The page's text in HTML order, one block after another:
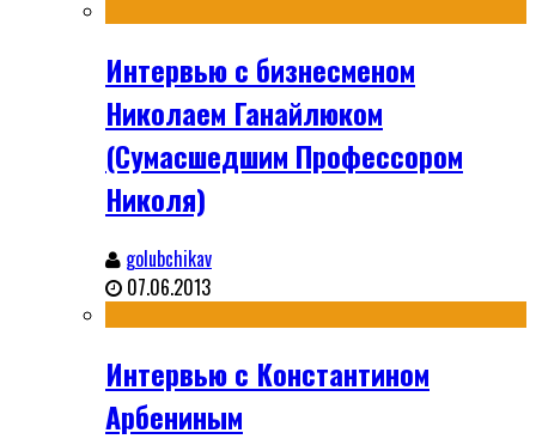
Интервью с бизнесменом
Николаем Ганайлюком
(Сумасшедшим Профессором
Николя)
golubchikav
07.06.2013
Интервью с Константином
Арбениным